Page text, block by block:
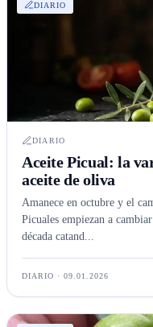
DIARIO
DIARIO
Aceite Picual: la
aceite de oliva
Amanece en octubre y el
Picuales empiezan a
década catand...
DIARIO · 09.01.2026